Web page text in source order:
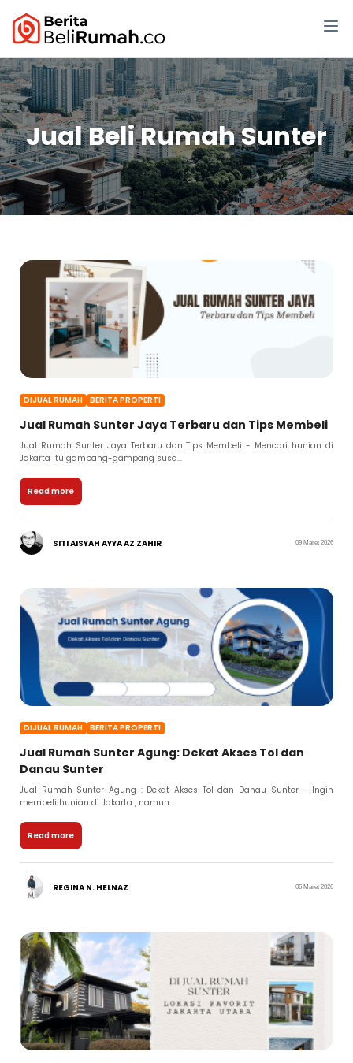
Jual Beli Rumah Sunter
DIJUAL RUMAH BERITA PROPERTI
Jual Rumah Sunter Jaya Terbaru dan Tips Membeli
Jual Rumah Sunter Jaya Terbaru dan Tips Membeli - Mencari hunian di
Jakarta itu gampang-gampang susa...
Read more
SITI AISYAH AYYA AZ ZAHIR 09 Maret 2026
DIJUAL RUMAH BERITA PROPERTI
Jual Rumah Sunter Agung: Dekat Akses Tol dan
Danau Sunter
Jual Rumah Sunter Agung : Dekat Akses Tol dan Danau Sunter - Ingin
membeli hunian di Jakarta , namun...
Read more
REGINA N. HELNAZ 06 Maret 2026